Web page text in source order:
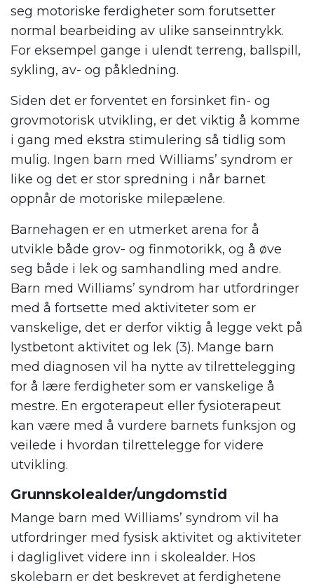
seg motoriske ferdigheter som forutsetter
normal bearbeiding av ulike sanseinntrykk.
For eksempel gange i ulendt terreng, ballspill,
sykling, av- og påkledning.
Siden det er forventet en forsinket fin- og
grovmotorisk utvikling, er det viktig å komme
i gang med ekstra stimulering så tidlig som
mulig. Ingen barn med Williams’ syndrom er
like og det er stor spredning i når barnet
oppnår de motoriske milepælene.
Barnehagen er en utmerket arena for å
utvikle både grov- og finmotorikk, og å øve
seg både i lek og samhandling med andre.
Barn med Williams’ syndrom har utfordringer
med å fortsette med aktiviteter som er
vanskelige, det er derfor viktig å legge vekt på
lystbetont aktivitet og lek (3). Mange barn
med diagnosen vil ha nytte av tilrettelegging
for å lære ferdigheter som er vanskelige å
mestre. En ergoterapeut eller fysioterapeut
kan være med å vurdere barnets funksjon og
veilede i hvordan tilrettelegge for videre
utvikling.
Grunnskolealder/ungdomstid
Mange barn med Williams’ syndrom vil ha
utfordringer med fysisk aktivitet og aktiviteter
i dagliglivet videre inn i skolealder. Hos
skolebarn er det beskrevet at ferdighetene